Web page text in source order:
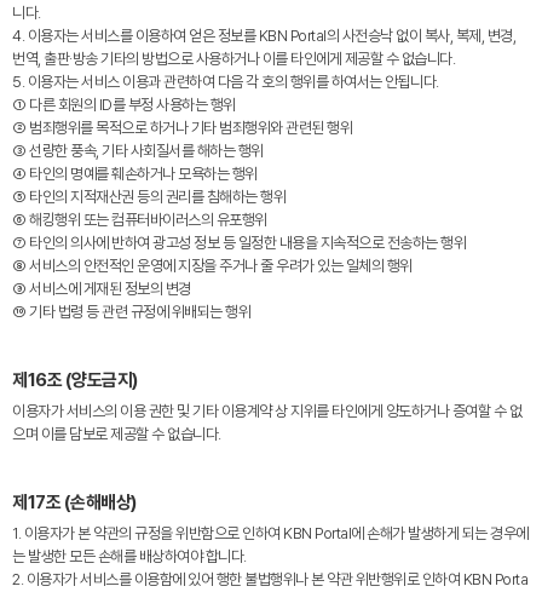
니다.
4. 이용자는 서비스를 이용하여 얻은 정보를 KBN Portal의 사전승낙 없이 복사, 복제, 변경,
번역, 출판·방송 기타의 방법으로 사용하거나 이를 타인에게 제공할 수 없습니다.
5. 이용자는 서비스 이용과 관련하여 다음 각 호의 행위를 하여서는 안됩니다.
① 다른 회원의 ID를 부정 사용하는 행위
② 범죄행위를 목적으로 하거나 기타 범죄행위와 관련된 행위
③ 선량한 풍속, 기타 사회질서를 해하는 행위
④ 타인의 명예를 훼손하거나 모욕하는 행위
⑤ 타인의 지적재산권 등의 권리를 침해하는 행위
⑥ 해킹행위 또는 컴퓨터바이러스의 유포행위
⑦ 타인의 의사에 반하여 광고성 정보 등 일정한 내용을 지속적으로 전송하는 행위
⑧ 서비스의 안전적인 운영에 지장을 주거나 줄 우려가 있는 일체의 행위
⑨ 서비스에 게재된 정보의 변경
⑩ 기타 법령 등 관련 규정에 위배되는 행위
제16조 (양도금지)
이용자가 서비스의 이용 권한 및 기타 이용계약 상 지위를 타인에게 양도하거나 증여할 수 없
으며 이를 담보로 제공할 수 없습니다.
제17조 (손해배상)
1. 이용자가 본 약관의 규정을 위반함으로 인하여 KBN Portal에 손해가 발생하게 되는 경우에
는 발생한 모든 손해를 배상하여야 합니다.
2. 이용자가 서비스를 이용함에 있어 행한 불법행위나 본 약관 위반행위로 인하여 KBN Porta